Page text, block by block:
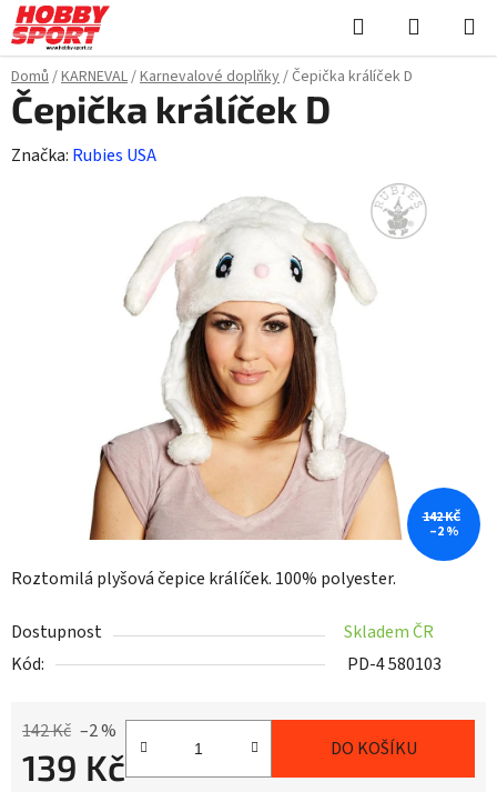
Přejít
na
obsah
Hledat
KOŠÍK
Domů/KARNEVAL/Karnevalové doplňky/ Čepička králíček D
Roztomilá plyšová čepice králíček. 100% polyester.
Dostupnost
Skladem ČR
Kód:
PD-4 580103
142 Kč –2 %
139 Kč DO KOŠÍKU
Čepička králíček D
Značka: Rubies USA
142 KČ
–2 %